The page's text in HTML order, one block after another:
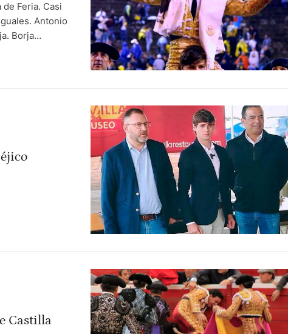
Feria. Casi
Antonio
Borja
a ser atendido
Castilla